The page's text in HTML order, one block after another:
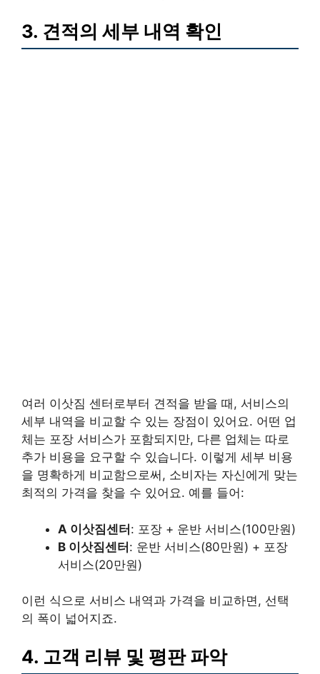
3. 견적의 세부 내역 확인
여러 이삿짐 센터로부터 견적을 받을 때, 서비스의
세부 내역을 비교할 수 있는 장점이 있어요. 어떤 업
체는 포장 서비스가 포함되지만, 다른 업체는 따로
추가 비용을 요구할 수 있습니다. 이렇게 세부 비용
을 명확하게 비교함으로써, 소비자는 자신에게 맞는
최적의 가격을 찾을 수 있어요. 예를 들어:
A 이삿짐센터: 포장 + 운반 서비스(100만원)
B 이삿짐센터: 운반 서비스(80만원) + 포장
서비스(20만원)
이런 식으로 서비스 내역과 가격을 비교하면, 선택
의 폭이 넓어지죠.
4. 고객 리뷰 및 평판 파악